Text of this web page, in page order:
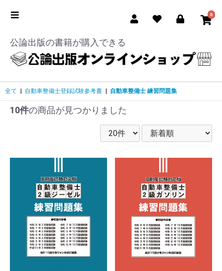
0
公論出版の書籍が購入できる
全て 自動車整備士登録試験参考書 自動車整備士 練習問題集
10件の商品が見つかりました